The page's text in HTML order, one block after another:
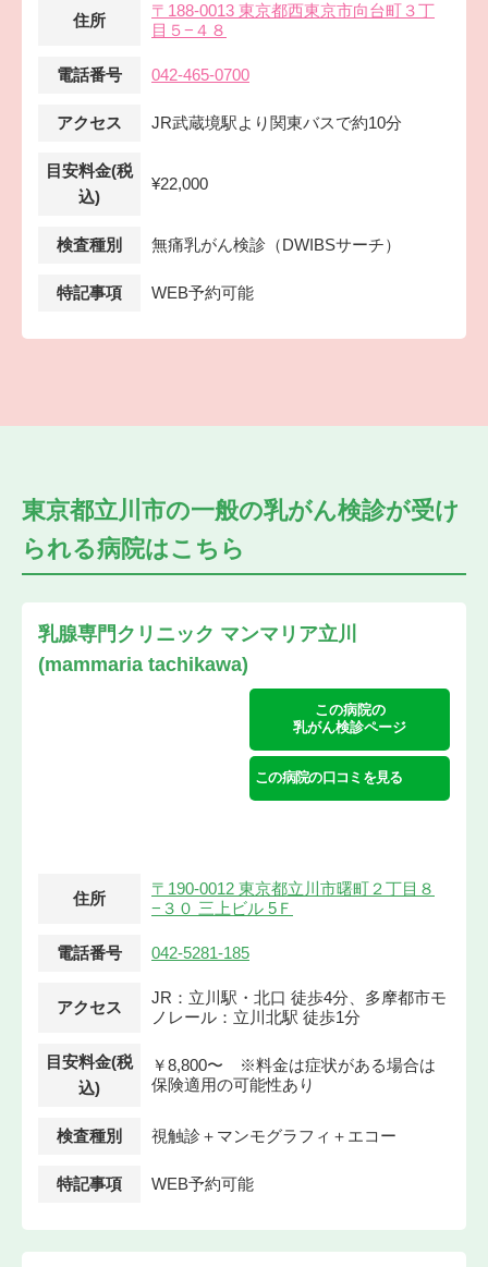
住所
〒188-0013 東京都西東京市向台町３丁
目５−４８
電話番号 042-465-0700
アクセス JR武蔵境駅より関東バスで約10分
目安料金(税
込)
¥22,000
検査種別 無痛乳がん検診（DWIBSサーチ）
特記事項 WEB予約可能
東京都立川市の一般の乳がん検診が受け
られる病院はこちら
乳腺専門クリニック マンマリア立川
(mammaria tachikawa)
この病院の
乳がん検診ページ
この病院の口コミを見る
住所
〒190-0012 東京都立川市曙町２丁目８
−３０ 三上ビル 5Ｆ
電話番号 042-5281-185
アクセス
JR：立川駅・北口 徒歩4分、多摩都市モ
ノレール：立川北駅 徒歩1分
目安料金(税
込)
￥8,800〜 ※料金は症状がある場合は
保険適用の可能性あり
検査種別 視触診＋マンモグラフィ＋エコー
特記事項 WEB予約可能